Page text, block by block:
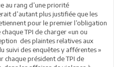
au rang d’une priorité
d’autant plus justifiée que les
pour le premier l’obligation
TPI de charger «un ou
des plaintes relatives aux
suivi des enquêtes y afférentes »
chaque président de TPI de